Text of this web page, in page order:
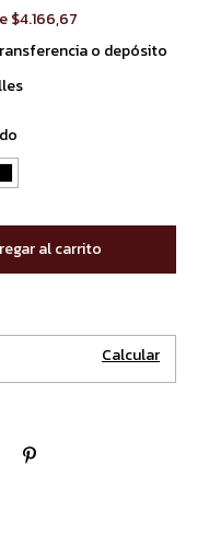
$4.166,67
o depósito
Calcular